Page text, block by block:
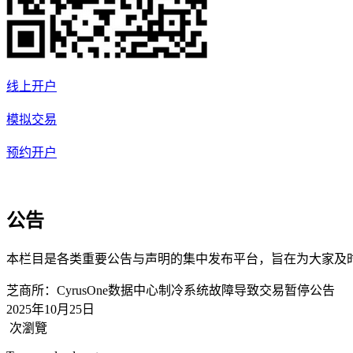
线上开户
模拟交易
预约开户
公告
本栏目是各类重要公告与声明的集中发布平台，旨在为大家及
芝商所：CyrusOne数据中心制冷系统故障导致交易暂停公告
2025年10月25日
次瀏覽